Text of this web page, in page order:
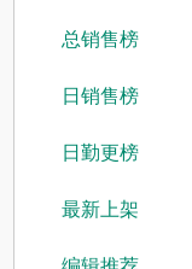
总销售榜
日销售榜
日勤更榜
最新上架